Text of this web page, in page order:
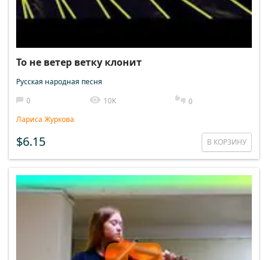
То не ветер ветку клонит
Русская народная песня
0
10K
0
Лариса Журкова
$6.15 В КОРЗИНУ